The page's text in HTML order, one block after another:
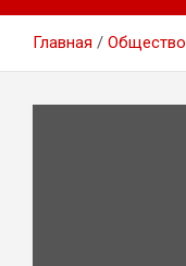
Главная Общество